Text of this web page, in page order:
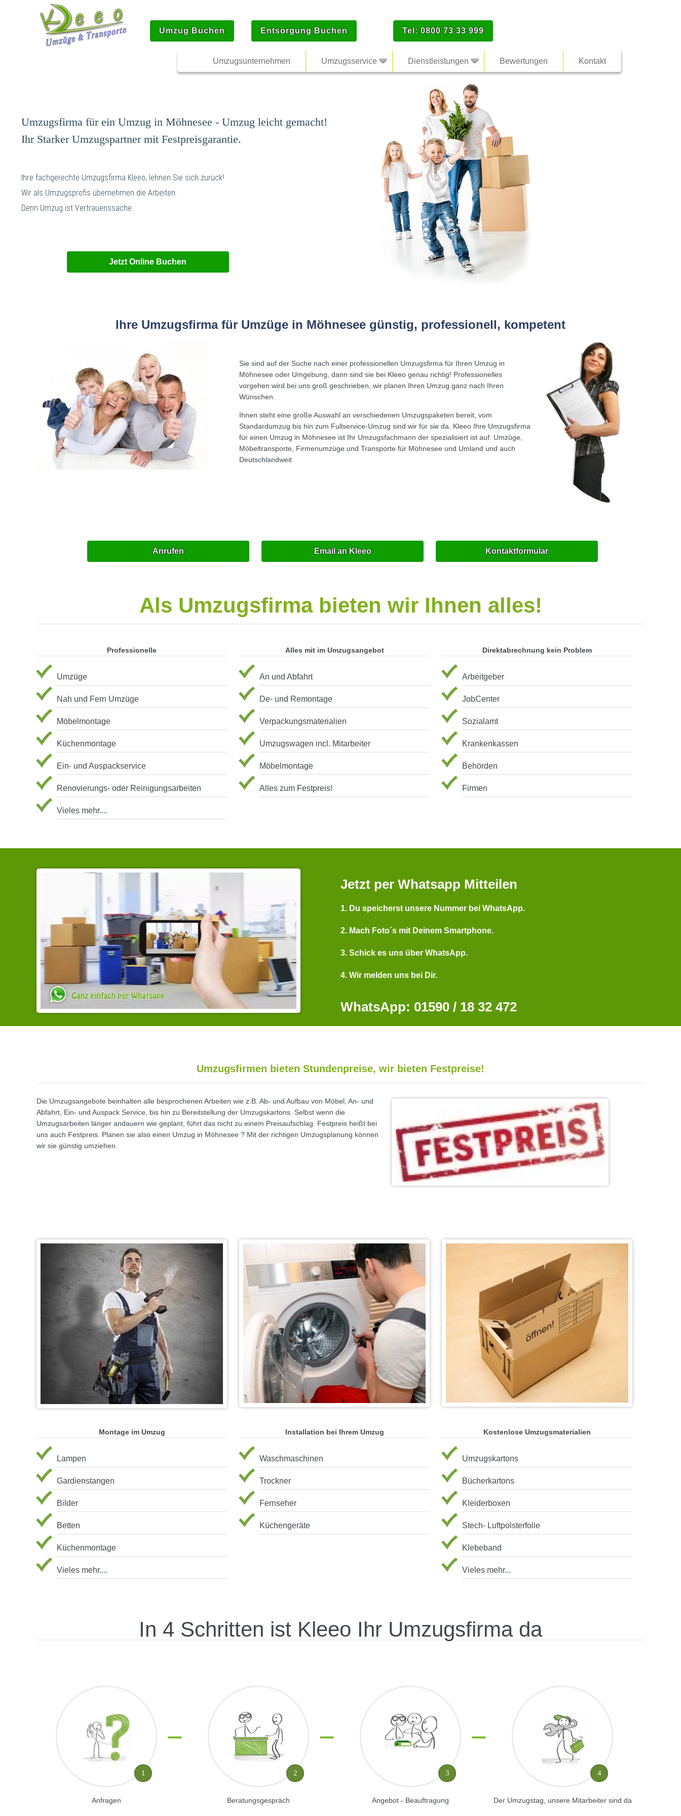
Umzug Buchen Entsorgung Buchen Tel: 0800 73 33 999
Umzugsunternehmen Umzugsservice Dienstleistungen Bewertungen Kontakt
Umzugsfirma für ein Umzug in Möhnesee - Umzug leicht gemacht!
Ihr Starker Umzugspartner mit Festpreisgarantie.
Ihre fachgerechte Umzugsfirma Kleeo, lehnen Sie sich zurück!
Wir als Umzugsprofis übernehmen die Arbeiten.
Denn Umzug ist Vertrauenssache.
Jetzt Online Buchen
Ihre Umzugsfirma für Umzüge in Möhnesee günstig, professionell, kompetent
Sie sind auf der Suche nach einer professionellen Umzugsfirma für Ihren Umzug in
Möhnesee oder Umgebung, dann sind sie bei Kleeo genau richtig! Professionelles
vorgehen wird bei uns groß geschrieben, wir planen Ihren Umzug ganz nach Ihren
Wünschen.
Ihnen steht eine große Auswahl an verschiedenen Umzugspaketen bereit, vom
Standardumzug bis hin zum Fullservice-Umzug sind wir für sie da. Kleeo Ihre Umzugsfirma
für einen Umzug in Möhnesee ist Ihr Umzugsfachmann der spezialisiert ist auf: Umzüge,
Möbeltransporte, Firmenumzüge und Transporte für Möhnesee und Umland und auch
Deutschlandweit
Anrufen Email an Kleeo Kontaktformular
Als Umzugsfirma bieten wir Ihnen alles!
Professionelle
Umzüge
Nah und Fern Umzüge
Möbelmontage
Küchenmontage
Ein- und Auspackservice
Renovierungs- oder Reinigungsarbeiten
Vieles mehr....
Alles mit im Umzugsangebot
An und Abfahrt
De- und Remontage
Verpackungsmaterialien
Umzugswagen incl. Mitarbeiter
Möbelmontage
Alles zum Festpreis!
Direktabrechnung kein Problem
Arbeitgeber
JobCenter
Sozialamt
Krankenkassen
Behörden
Firmen
Jetzt per Whatsapp Mitteilen
1. Du speicherst unsere Nummer bei WhatsApp.
2. Mach Foto´s mit Deinem Smartphone.
3. Schick es uns über WhatsApp.
4. Wir melden uns bei Dir.
WhatsApp: 01590 / 18 32 472
Umzugsfirmen bieten Stundenpreise, wir bieten Festpreise!
Die Umzugsangebote beinhalten alle besprochenen Arbeiten wie z.B. Ab- und Aufbau von Möbel, An- und
Abfahrt, Ein- und Auspack Service, bis hin zu Bereitstellung der Umzugskartons. Selbst wenn die
Umzugsarbeiten länger andauern wie geplant, führt das nicht zu einem Preisaufschlag. Festpreis heißt bei
uns auch Festpreis. Planen sie also einen Umzug in Möhnesee ? Mit der richtigen Umzugsplanung können
wir sie günstig umziehen.
Montage im Umzug
Lampen
Gardienstangen
Bilder
Betten
Küchenmontage
Vieles mehr....
Installation bei Ihrem Umzug
Waschmaschinen
Trockner
Fernseher
Küchengeräte
Kostenlose Umzugsmaterialien
Umzugskartons
Bücherkartons
Kleiderboxen
Stech- Luftpolsterfolie
Klebeband
Vieles mehr...
In 4 Schritten ist Kleeo Ihr Umzugsfirma da
1
Anfragen
2
Beratungsgespräch
3
Angebot - Beauftragung
4
Der Umzugstag, unsere Mitarbeiter sind da